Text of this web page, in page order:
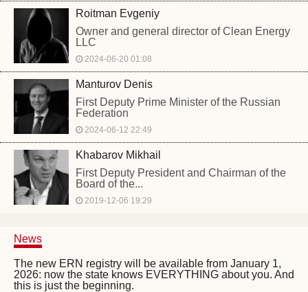
Roitman Evgeniy
Owner and general director of Clean Energy
LLC
2024-06-20 01:08
Manturov Denis
First Deputy Prime Minister of the Russian
Federation
2024-06-12 22:49
Khabarov Mikhail
First Deputy President and Chairman of the
Board of the...
2019-12-06 19:29
News
The new ERN registry will be available from January 1,
2026: now the state knows EVERYTHING about you. And
this is just the beginning.